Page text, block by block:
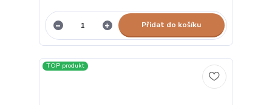
Přidat do košíku
TOP produkt